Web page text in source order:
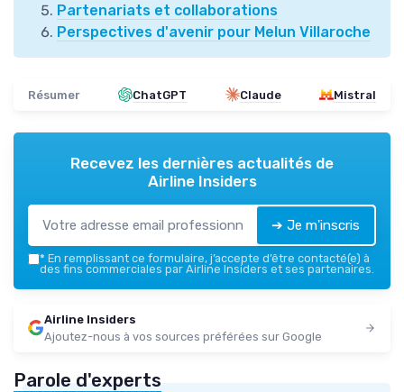
Partenariats et collaborations
Perspectives d'avenir pour Melun Villaroche
Résumer ChatGPT Claude Mistral
Recevez les dernières actualités de
Airline Insiders
➔ Je m'inscris
* En remplissant ce formulaire, j’accepte d’être contacté(e) à
des fins commerciales par Airline Insiders et ses partenaires.
Airline Insiders
Ajoutez-nous à vos sources préférées sur Google
Parole d'experts